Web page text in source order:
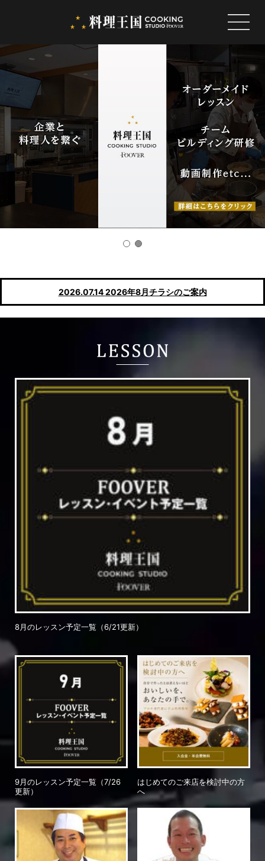
2026.07.142026年8月チラシのご案内
8月のレッスン予定一覧（6/21更新）
9月のレッスン予定一覧（7/26
更新）
はじめてのご来店を検討中の方
へ